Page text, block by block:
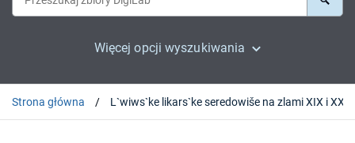
Więcej opcji wyszukiwania
Strona główna